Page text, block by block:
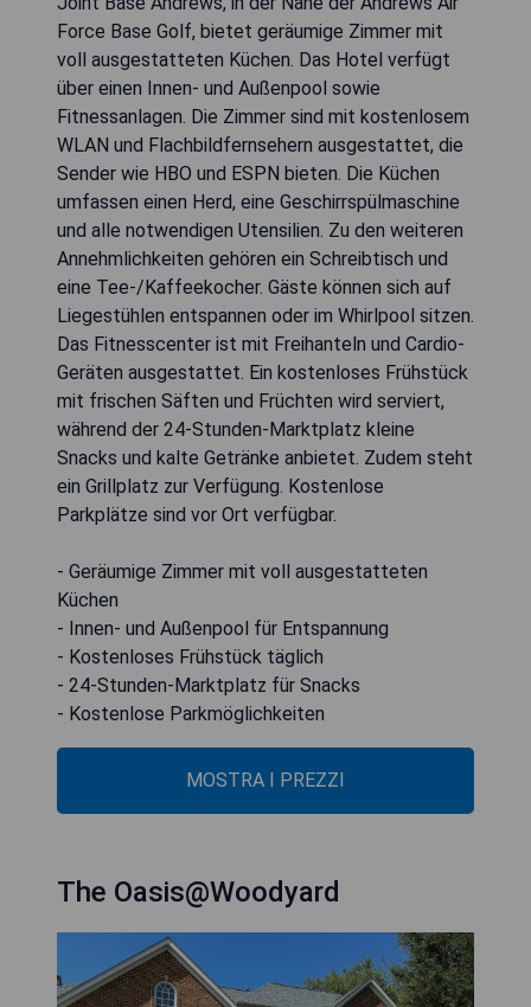
Force Base Golf, bietet geräumige Zimmer mit
voll ausgestatteten Küchen. Das Hotel verfügt
über einen Innen- und Außenpool sowie
Fitnessanlagen. Die Zimmer sind mit kostenlosem
WLAN und Flachbildfernsehern ausgestattet, die
Sender wie HBO und ESPN bieten. Die Küchen
umfassen einen Herd, eine Geschirrspülmaschine
und alle notwendigen Utensilien. Zu den weiteren
Annehmlichkeiten gehören ein Schreibtisch und
eine Tee-/Kaffeekocher. Gäste können sich auf
Liegestühlen entspannen oder im Whirlpool sitzen.
Das Fitnesscenter ist mit Freihanteln und Cardio-
Geräten ausgestattet. Ein kostenloses Frühstück
mit frischen Säften und Früchten wird serviert,
während der 24-Stunden-Marktplatz kleine
Snacks und kalte Getränke anbietet. Zudem steht
ein Grillplatz zur Verfügung. Kostenlose
Parkplätze sind vor Ort verfügbar.
- Geräumige Zimmer mit voll ausgestatteten
Küchen
- Innen- und Außenpool für Entspannung
- Kostenloses Frühstück täglich
- 24-Stunden-Marktplatz für Snacks
- Kostenlose Parkmöglichkeiten
MOSTRA I PREZZI
The Oasis@Woodyard